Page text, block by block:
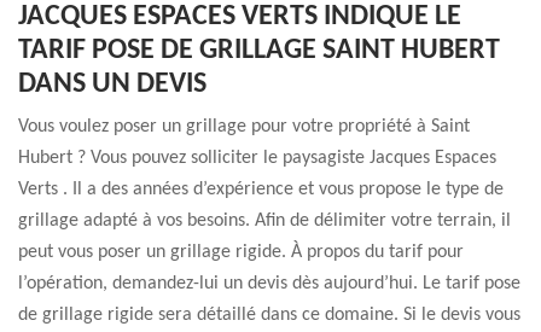
JACQUES ESPACES VERTS INDIQUE LE
TARIF POSE DE GRILLAGE SAINT HUBERT
DANS UN DEVIS
Vous voulez poser un grillage pour votre propriété à Saint
Hubert ? Vous pouvez solliciter le paysagiste Jacques Espaces
Verts . Il a des années d’expérience et vous propose le type de
grillage adapté à vos besoins. Afin de délimiter votre terrain, il
peut vous poser un grillage rigide. À propos du tarif pour
l’opération, demandez-lui un devis dès aujourd’hui. Le tarif pose
de grillage rigide sera détaillé dans ce domaine. Si le devis vous